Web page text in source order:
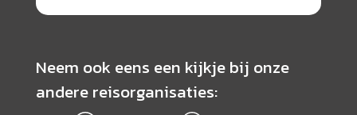
Neem ook eens een kijkje bij onze
andere reisorganisaties: